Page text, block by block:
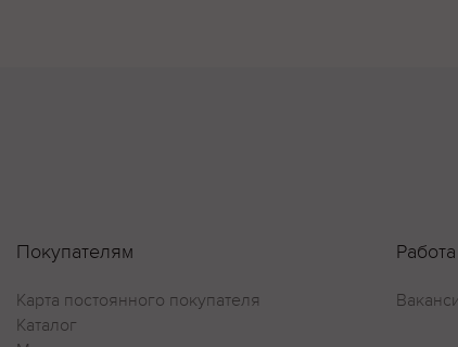
Покупателям
Карта постоянного покупателя
Каталог